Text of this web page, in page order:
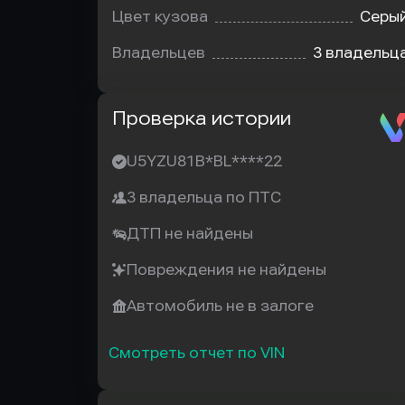
Цвет кузова
Владельцев 3
Проверка истории
U5YZU81B*BL****22
3 владельца по ПТС
ДТП не найдены
Повреждения не найдены
Автомобиль не в залоге
Смотреть отчет по VIN